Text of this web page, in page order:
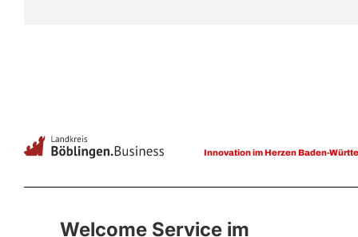
Innovation im Herzen Baden-
Welcome Service im